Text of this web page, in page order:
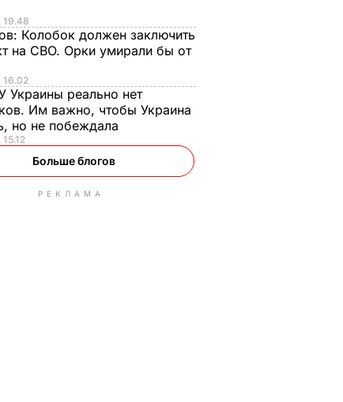
19.48
Колобок должен заключить
на СВО. Орки умирали бы от
16.02
Украины реально нет
Им важно, чтобы Украина
но не побеждала
Больше блогов
РЕКЛАМА